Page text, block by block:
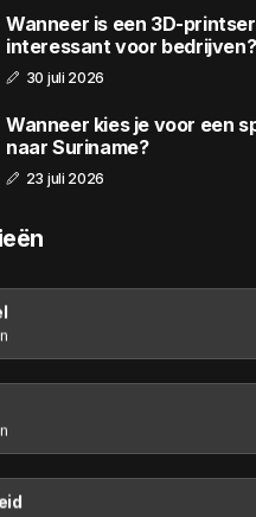
Wanneer is een 3D-
interessant voor bedrijven?
30 juli 2026
Wanneer kies je voor een
naar Suriname?
23 juli 2026